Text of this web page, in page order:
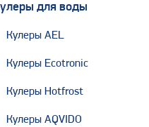
для воды
Кулеры AEL
Кулеры Ecotronic
Кулеры Hotfrost
Кулеры AQVIDO